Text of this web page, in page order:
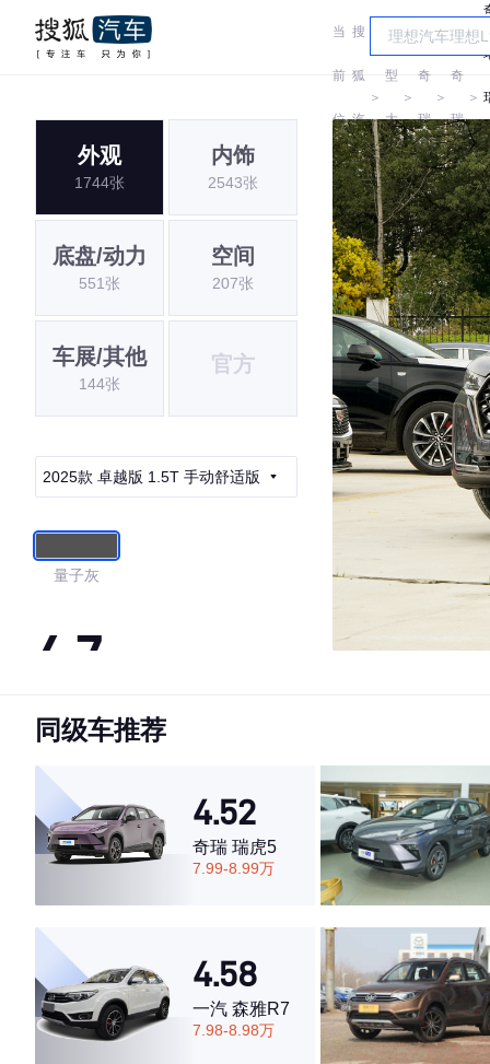
当
前
位
置:
搜
狐
汽
车
＞
车
型
大
全
＞
奇
瑞
＞
奇
瑞
＞
7
外观
1744张
内饰
2543张
底盘/动力
551张
空间
207张
车展/其他
144张
官方
2025款 卓越版 1.5T 手动舒适版
量子灰
4.7
·外观表现较为优秀，优于50%同级车
·空间表现一般，低于57%同级车
同级车推荐
4.52
奇瑞 瑞虎5
7.99-8.99万
4.58
一汽 森雅R7
7.98-8.98万